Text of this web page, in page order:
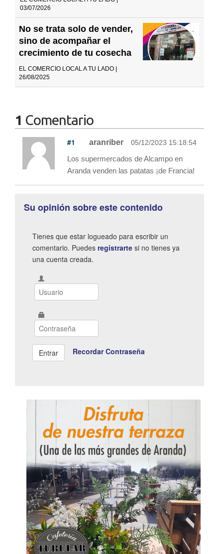
03/07/2026
No se trata solo de vender,
sino de acompañar el
crecimiento de tu cosecha
EL COMERCIO LOCAL A TU LADO |
26/08/2025
1 Comentario
#1 aranriber 05/12/2023 15:18:54
Los supermercados de Alcampo en
Aranda venden las patatas ¡de Francia!
Su opinión sobre este contenido
Tienes que estar logueado para escribir un
comentario. Puedes registrarte si no tienes ya
una cuenta creada.
Recordar Contraseña